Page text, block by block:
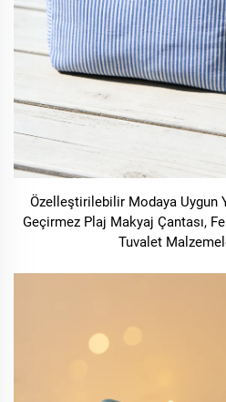
Özelleştirilebilir Modaya Uygun
Geçirmez Plaj Makyaj Çantası,
Tuvalet